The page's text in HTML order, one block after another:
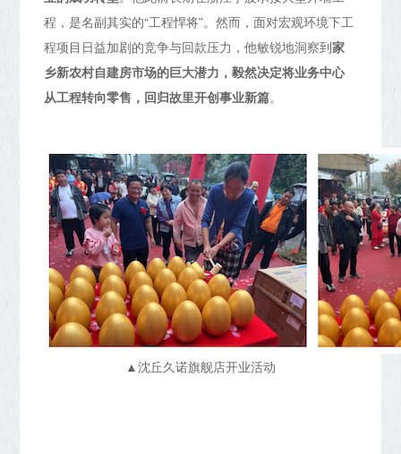
程，是名副其实的“工程悍将”。然而，面对宏观环境下工
程项目日益加剧的竞争与回款压力，他敏锐地洞察到家
乡新农村自建房市场的巨大潜力，毅然决定将业务中心
从工程转向零售，回归故里开创事业新篇。
▲沈丘久诺旗舰店开业活动